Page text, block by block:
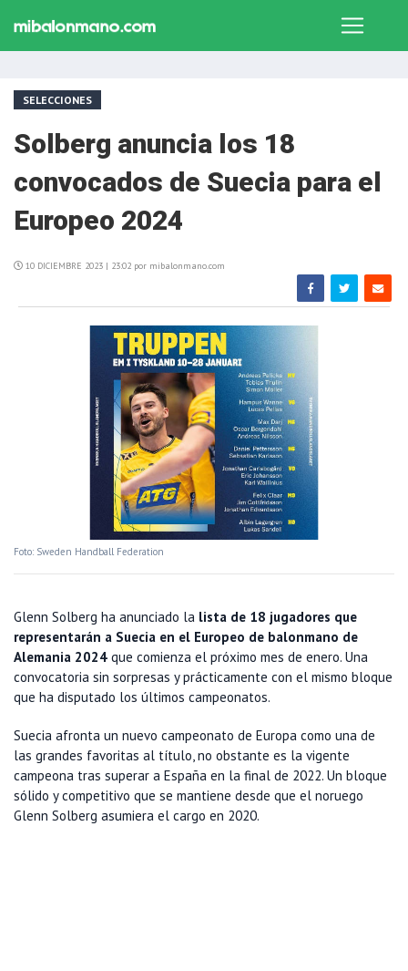
SELECCIONES
Solberg anuncia los 18
convocados de Suecia para el
Europeo 2024
10 DICIEMBRE 2023 | 23:02 por mibalonmano.com
Foto: Sweden Handball Federation
Glenn Solberg ha anunciado la lista de 18 jugadores que
representarán a Suecia en el Europeo de balonmano de
Alemania 2024 que comienza el próximo mes de enero. Una
convocatoria sin sorpresas y prácticamente con el mismo bloque
que ha disputado los últimos campeonatos.
Suecia afronta un nuevo campeonato de Europa como una de
las grandes favoritas al título, no obstante es la vigente
campeona tras superar a España en la final de 2022. Un bloque
sólido y competitivo que se mantiene desde que el noruego
Glenn Solberg asumiera el cargo en 2020.